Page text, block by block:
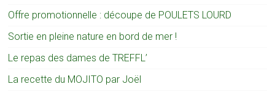
Offre promotionnelle : découpe de POULETS LOURD
Sortie en pleine nature en bord de mer !
Le repas des dames de TREFFL’
La recette du MOJITO par Joël